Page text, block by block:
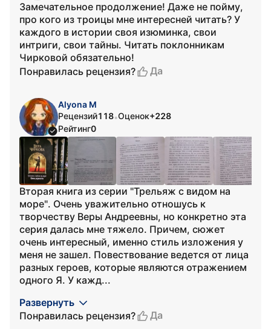
Замечательное продолжение! Даже не пойму,
про кого из троицы мне интересней читать? У
каждого в истории своя изюминка, свои
интриги, свои тайны. Читать поклонникам
Чирковой обязательно!
Понравилась рецензия?
Да
Alyona M
Рецензий118•Оценок+228
Рейтинг0
Вторая книга из серии "Трельяж с видом на
море". Очень уважительно отношусь к
творчеству Веры Андреевны, но конкретно эта
серия далась мне тяжело. Причем, сюжет
очень интересный, именно стиль изложения у
меня не зашел. Повествование ведется от лица
разных героев, которые являются отражением
одного Я. У кажд...
Развернуть
Понравилась рецензия?
Да